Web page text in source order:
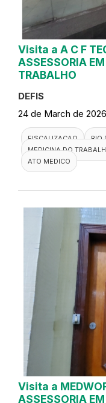
Visita a A C F
ASSESSORIA
TRABALHO
DEFIS
24 de March de 2026
FISCALIZACAO
RIO
MEDICINA DO
ATO MEDICO
Visita a
ASSESSORIA